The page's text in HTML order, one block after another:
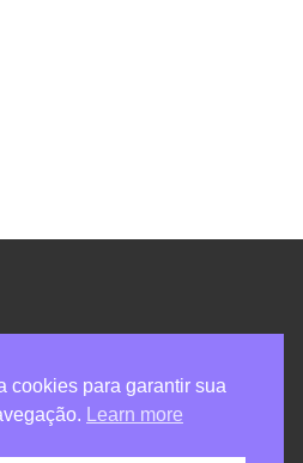
cookies para garantir sua
Learn more